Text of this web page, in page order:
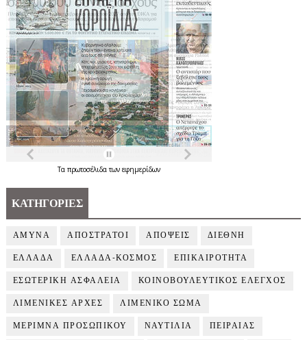
Τα πρωτοσέλιδατων εφημερίδων
ΚΑΤΗΓΟΡΙΕΣ
ΑΜΥΝΑ ΑΠΟΣΤΡΑΤΟΙ ΑΠΟΨΕΙΣ ΔΙΕΘΝΗ
ΕΛΛΑΔΑ ΕΛΛΑΔΑ-ΚΟΣΜΟΣ ΕΠΙΚΑΙΡΟΤΗΤΑ
ΕΣΩΤΕΡΙΚΗ ΑΣΦΑΛΕΙΑ ΚΟΙΝΟΒΟΥΛΕΥΤΙΚΟΣ ΕΛΕΓΧΟΣ
ΛΙΜΕΝΙΚΕΣ ΑΡΧΕΣ ΛΙΜΕΝΙΚΟ ΣΩΜΑ
ΜΕΡΙΜΝΑ ΠΡΟΣΩΠΙΚΟΥ ΝΑΥΤΙΛΙΑ ΠΕΙΡΑΙΑΣ